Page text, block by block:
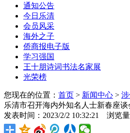
通知公告
今日乐清
会员风采
海外之子
侨商报电子版
学习强国
王十朋诗词书法名家展
光荣榜
您现在的位置： 首页 > 新闻中心 >
乐清市召开海内外知名人士新春座
发表时间：2023/2/2 10:32:21 浏览